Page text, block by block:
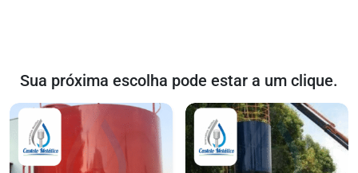
Sua próxima escolha pode estar a um clique.